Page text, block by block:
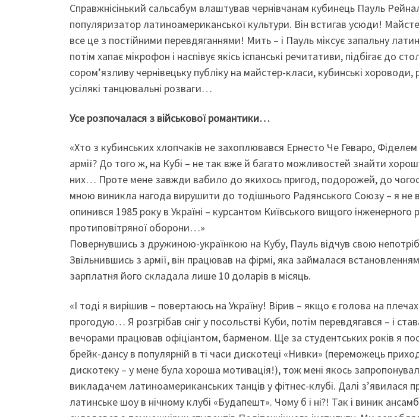
Справжнісінький сальсабум влаштував чернівчанам кубинець Пауль
популяризатор латиноамериканської культури. Він встигав усюди!
все це з постійними перевдяганнями! Мить – і Пауль міксує запальну
потім хапає мікрофон і наспівує якісь іспанські речитативи, підбігає до
сором’язливу чернівецьку публіку на майстер-класи, кубинські хороводи,
усілякі танцювальні розваги…
Усе розпочалася з військової романтики…
«Хто з кубинських хлопчаків не захоплювався Ернесто Че Геваро,
армії? До того ж, на Кубі – не так вже й багато можливостей знайти
них… Проте мене завжди вабило до якихось пригод, подорожей, до
мною виникла нагода вирушити до тодішнього Радянського Союзу – я не
опинився 1985 року в Україні – курсантом Київського вищого інженерного
протиповітряної оборони…»
Повернувшись з дружиною-українкою на Кубу, Пауль відчув свою
Звільнившись з армії, він працював на фірмі, яка займалася
зарплатня його складала лише 10 доларів в місяць.
«І тоді я вирішив – повертаюсь на Україну! Вірив – якщо є голова на
прогодую… Я розгрібав сніг у посольстві Куби, потім перевдягався – і
вечорами працював офіціантом, барменом. Ще за студентських років я
брейк-дансу в популярній в ті часи дискотеці «Нивки» (переможець
дискотеку – у мене була хороша мотивація!), тож мені якось
викладачем латиноамериканських танців у фітнес-клубі. Далі з’явилася
латинське шоу в нічному клубі «Будапешт». Чому б і ні?! Так і виник